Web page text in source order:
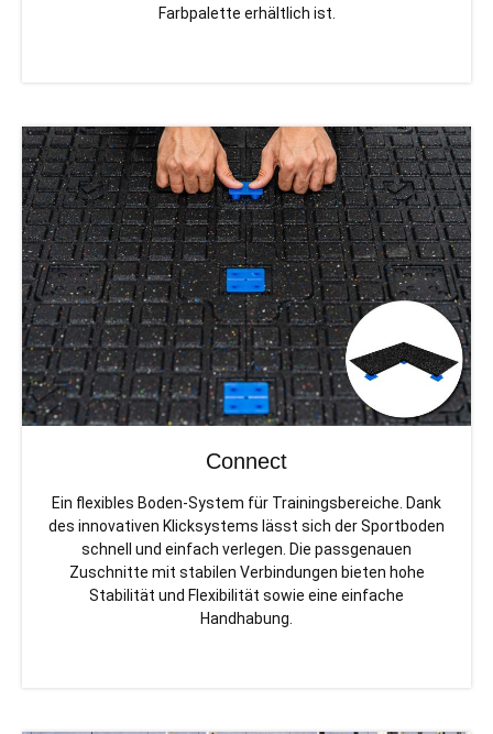
Farbpalette erhältlich ist.
Connect
Ein flexibles Boden-System für Trainingsbereiche. Dank
des innovativen Klicksystems lässt sich der Sportboden
schnell und einfach verlegen. Die passgenauen
Zuschnitte mit stabilen Verbindungen bieten hohe
Stabilität und Flexibilität sowie eine einfache
Handhabung.